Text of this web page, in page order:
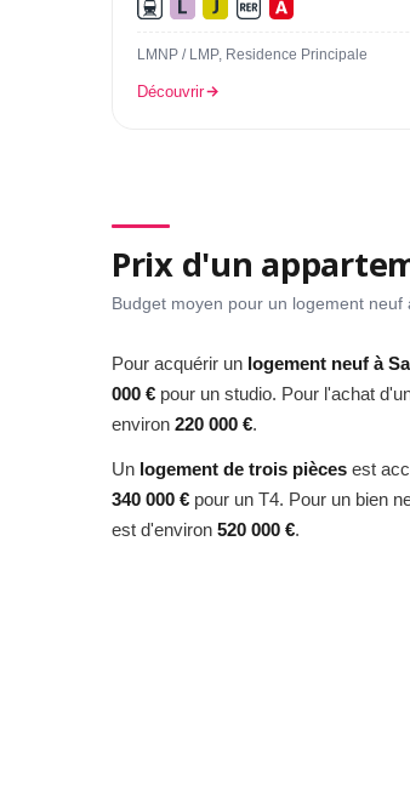
LMNP / LMP, Residence Principale
Découvrir
Prix d'un
Budget moyen pour un logement
Pour acquérir un logement neuf à
000 € pour un studio. Pour l'achat
environ 220 000 €.
Un logement de trois pièces est
340 000 € pour un T4. Pour un bien
est d'environ 520 000 €.